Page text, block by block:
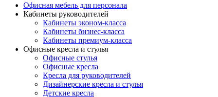
Офисная мебель для персонала
Кабинеты руководителей
Кабинеты эконом-класса
Кабинеты бизнес-класса
Кабинеты премиум-класса
Офисные кресла и стулья
Офисные стулья
Офисные кресла
Кресла для руководителей
Дизайнерские кресла и стулья
Детские кресла